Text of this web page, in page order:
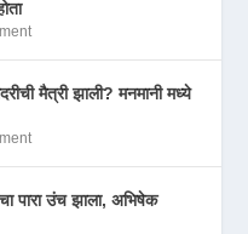
मैत्री झाली? मनमानी मध्ये
पारा उंच झाला, अभिषेक